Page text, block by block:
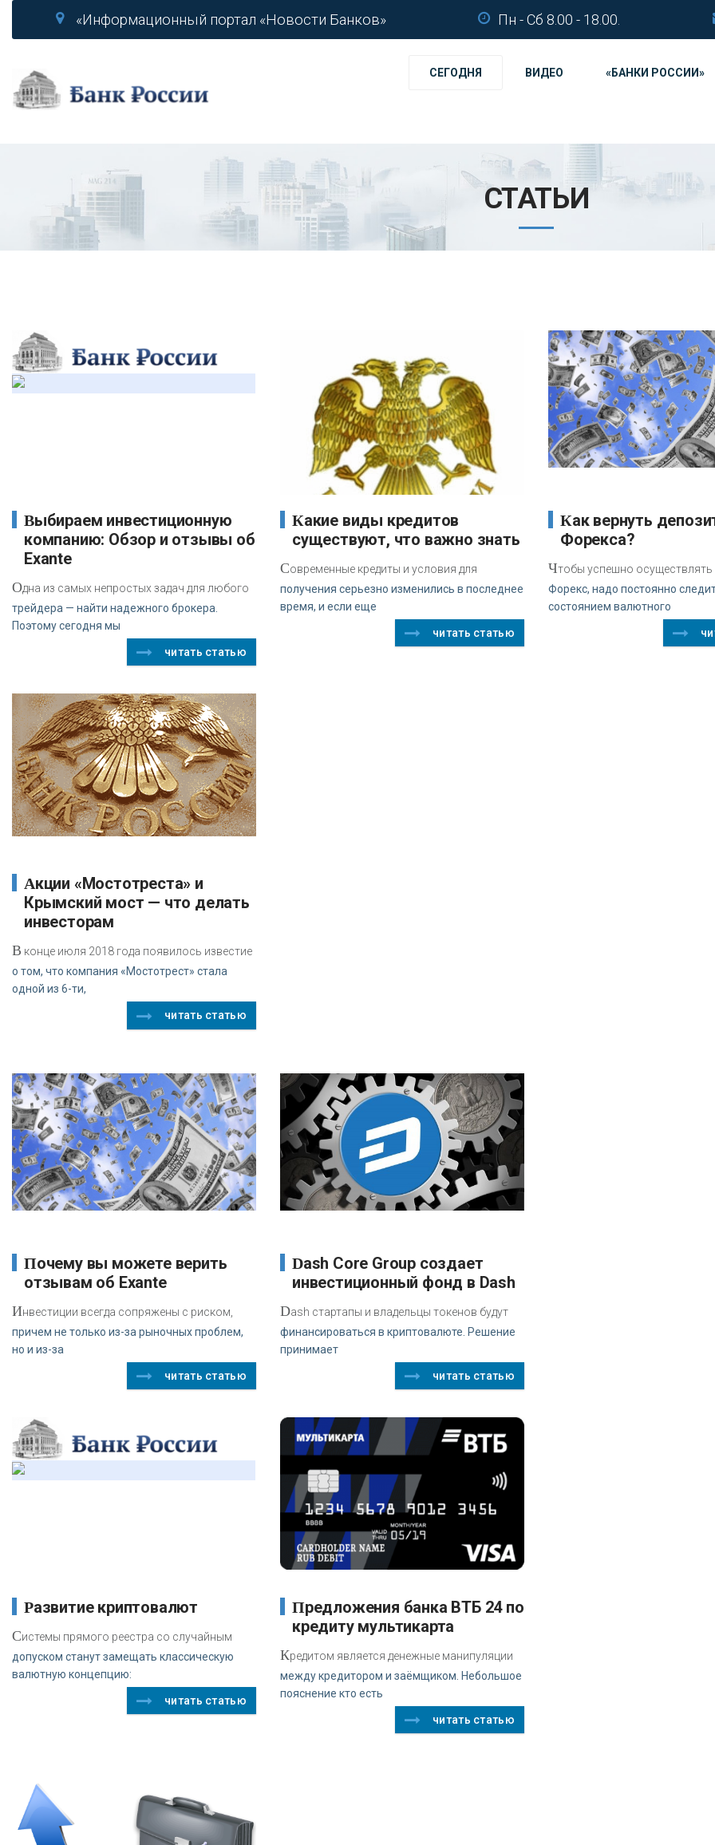
«Информационный портал «Новости Банков» Пн - Сб 8.00 - 18.00.
СЕГОДНЯ ВИДЕО «БАНКИ РОССИИ»
СТАТЬИ
Выбираем инвестиционную
компанию: Обзор и отзывы об
Exante
Одна из самых непростых задач для любого
трейдера — найти надежного брокера.
Поэтому сегодня мы
читать статью
Какие виды кредитов
существуют, что важно знать
Современные кредиты и условия для
получения серьезно изменились в последнее
время, и если еще
читать статью
Как вернуть депозит из
Форекса?
Чтобы успешно
Форекс, надо постоянно
состоянием валютного
Акции «Мостотреста» и
Крымский мост — что делать
инвесторам
В конце июля 2018 года появилось известие
о том, что компания «Мостотрест» стала
одной из 6-ти,
читать статью
Почему вы можете верить
отзывам об Exante
Инвестиции всегда сопряжены с риском,
причем не только из-за рыночных проблем,
но и из-за
читать статью
Dash Core Group создает
инвестиционный фонд в Dash
Dash стартапы и владельцы токенов будут
финансироваться в криптовалюте. Решение
принимает
читать статью
Развитие криптовалют
Системы прямого реестра со случайным
допуском станут замещать классическую
валютную концепцию:
читать статью
Предложения банка ВТБ 24 по
кредиту мультикарта
Кредитом является денежные манипуляции
между кредитором и заёмщиком. Небольшое
пояснение кто есть
читать статью